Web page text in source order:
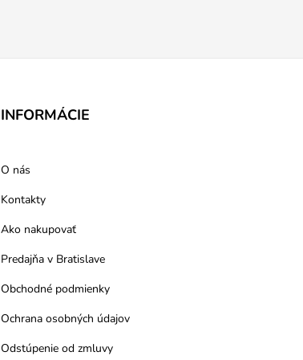
INFORMÁCIE
O nás
Kontakty
Ako nakupovať
Predajňa v Bratislave
Obchodné podmienky
Ochrana osobných údajov
Odstúpenie od zmluvy